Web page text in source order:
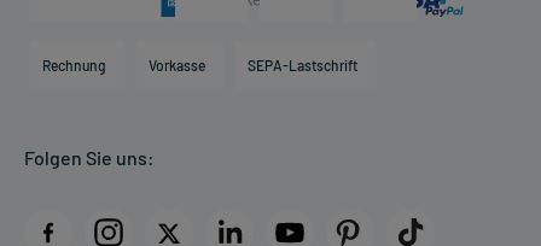
Direktabrechnung PKV
AGB
Datenschutz
Rechnung Vorkasse SEPA-Lastschrift
Folgen Sie uns: